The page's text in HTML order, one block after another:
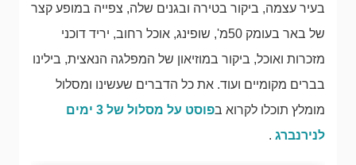
בעיר עצמה, ביקור בטירה ובגנים שלה, צפייה במופע קצר
של באר בעומק 50מ', שופינג, אוכל רחוב, יריד דוכני
מזכרות ואוכל, ביקור במוזיאון של המפלגה הנאצית, בילינו
בברים מקומיים ועוד. את כל הדברים שעשינו ומסלול
מומלץ תוכלו לקרוא ב
פוסט על מסלול של 3 ימים
לנירנברג .